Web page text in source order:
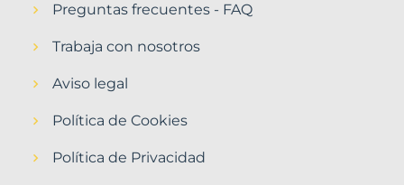
Preguntas frecuentes - FAQ
Trabaja con nosotros
Aviso legal
Política de Cookies
Política de Privacidad